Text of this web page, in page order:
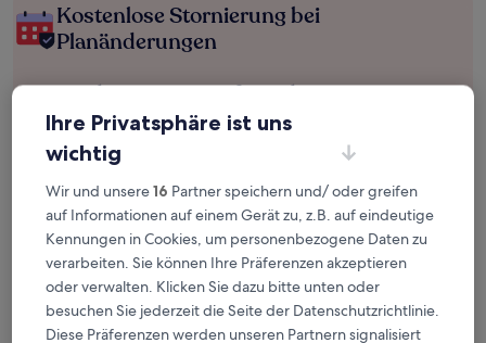
Kostenlose Stornierung bei
Planänderungen
Verdiene Prämien für jede
wahrgenommene Übernachtung
Mehr sparen mit Preisen für Mitglieder
Überprüfe die Preise für diese Daten
Heute
5. Aug. - 6. Aug.
Morgen
6. Aug. - 7. Aug.
Ihre Privatsphäre ist uns
wichtig
Wir und unsere16 Partner speichern und/ oder greifen
auf Informationen auf einem Gerät zu, z.B. auf eindeutige
Kennungen in Cookies, um personenbezogene Daten zu
verarbeiten. Sie können Ihre Präferenzen akzeptieren
oder verwalten. Klicken Sie dazu bitte unten oder
besuchen Sie jederzeit die Seite der Datenschutzrichtlinie.
Diese Präferenzen werden unseren Partnern signalisiert